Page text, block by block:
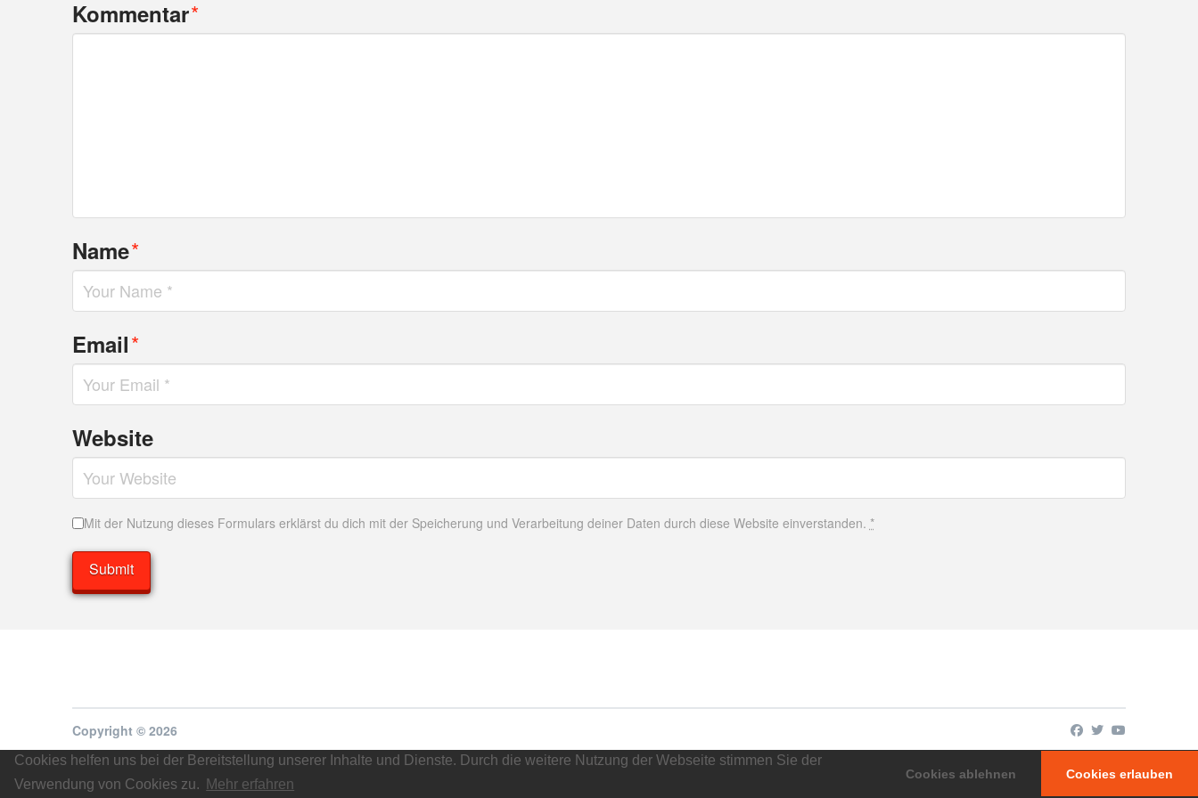
Cookies helfen uns bei der Bereitstellung unserer Inhalte und Dienste. Durch die weitere Nutzung der Webseite stimmen Sie der
Verwendung von Cookies zu.
Mehr erfahren
Cookies ablehnen Cookies erlauben
Kommentar*
Name*
Email*
Website
Mit der Nutzung dieses Formulars erklärst du dich mit der Speicherung und Verarbeitung deiner Daten durch diese Website einverstanden. *
Copyright © 2026